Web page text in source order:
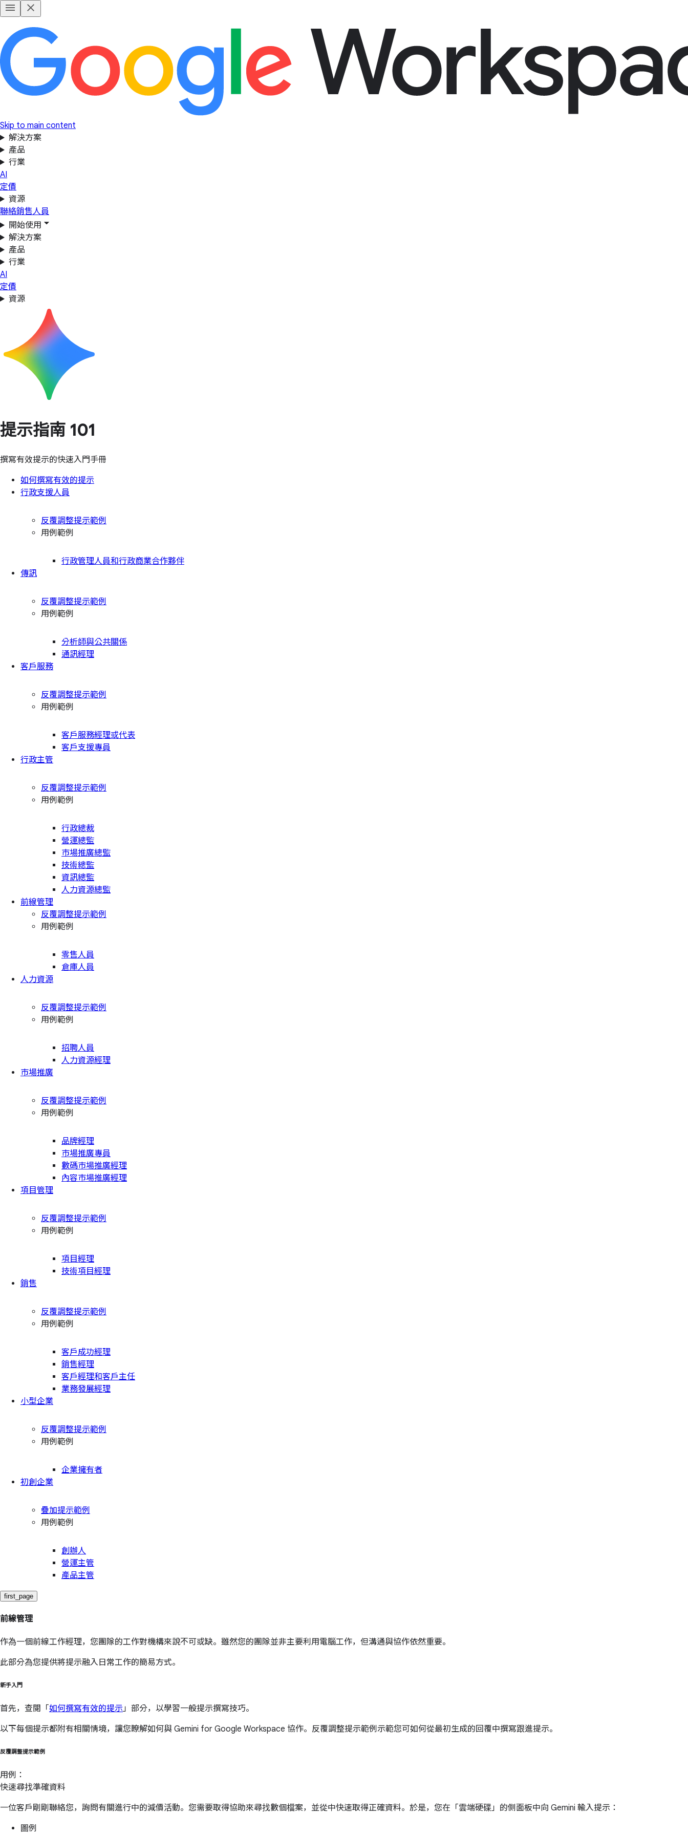
Skip to main content
解決方案
產品
行業
AI
定價
資源
聯絡銷售人員
開始使用
解決方案
產品
行業
AI
定價
資源
提示指南 101
撰寫有效提示的快速入門手冊
如何撰寫有效的提示
行政支援人員
反覆調整提示範例
用例範例
行政管理人員和行政商業合作夥伴
傳訊
反覆調整提示範例
用例範例
分析師與公共關係
通訊經理
客戶服務
反覆調整提示範例
用例範例
客戶服務經理或代表
客戶支援專員
行政主管
反覆調整提示範例
用例範例
行政總裁
營運總監
市場推廣總監
技術總監
資訊總監
人力資源總監
前線管理
反覆調整提示範例
用例範例
零售人員
倉庫人員
人力資源
反覆調整提示範例
用例範例
招聘人員
人力資源經理
市場推廣
反覆調整提示範例
用例範例
品牌經理
市場推廣專員
數碼市場推廣經理
內容市場推廣經理
項目管理
反覆調整提示範例
用例範例
項目經理
技術項目經理
銷售
反覆調整提示範例
用例範例
客戶成功經理
銷售經理
客戶經理和客戶主任
業務發展經理
小型企業
反覆調整提示範例
用例範例
企業擁有者
初創企業
疊加提示範例
用例範例
創辦人
營運主管
產品主管
first_page
前線管理
作為一個前線工作經理，您團隊的工作對機構來說不可或缺。雖然您的團隊並非主要利用電腦工作，但溝通與協作依然重要。
此部分為您提供將提示融入日常工作的簡易方式。
新手入門
首先，查閱「 如何撰寫有效的提示」部分，以學習一般提示撰寫技巧。
以下每個提示都附有相關情境，讓您瞭解如何與 Gemini for Google Workspace 協作。反覆調整提示範例示範您可如何從最初生成的回覆中撰寫跟進提示。
反覆調整提示範例
用例：
快速尋找準確資料
一位客戶剛剛聯絡您，詢問有關進行中的減價活動。您需要取得協助來尋找數個檔案，並從中快速取得正確資料。於是，您在「雲端硬碟」的側面板中向 Gemini 輸入提示：
圖例